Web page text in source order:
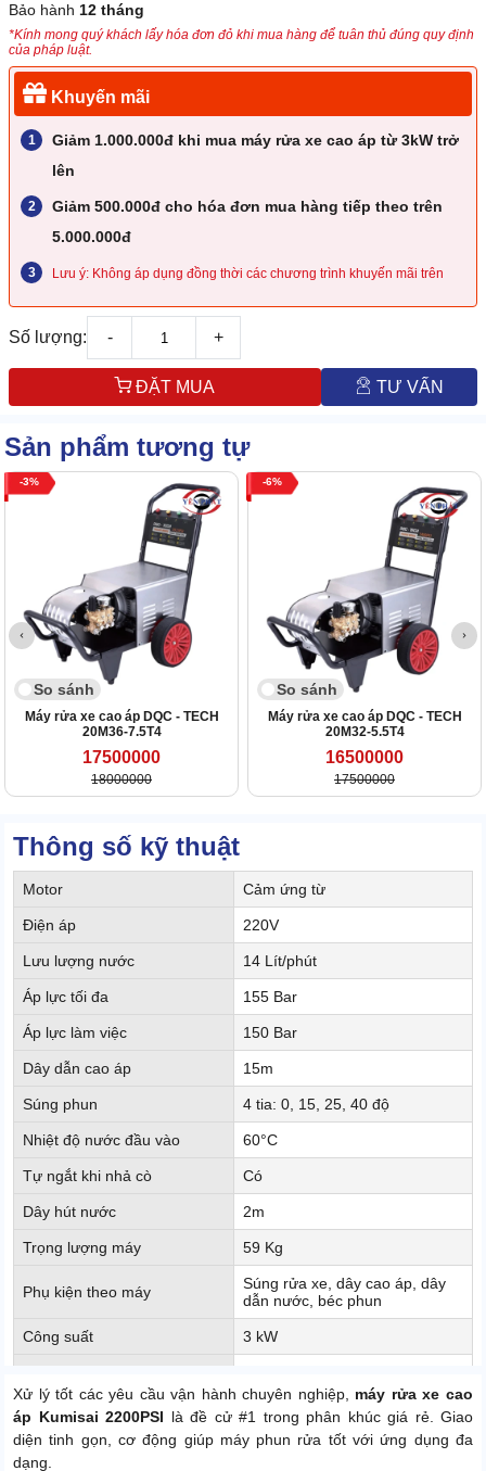
Bảo hành 12 tháng
*Kính mong quý khách lấy hóa đơn đỏ khi mua hàng để tuân thủ đúng quy định
của pháp luật.
Khuyến mãi
Giảm 1.000.000đ khi mua máy rửa xe cao áp từ 3kW trở
lên
Giảm 500.000đ cho hóa đơn mua hàng tiếp theo trên
5.000.000đ
Lưu ý: Không áp dụng đồng thời các chương trình khuyến mãi trên
Số lượng: - +
ĐẶT MUA TƯ VẤN
Sản phẩm tương tự
3
So sánh
Máy rửa xe cao áp DQC - TECH
20M36-7.5T4
17500000
18000000
6
So sánh
Máy rửa xe cao áp DQC - TECH
20M32-5.5T4
16500000
17500000
Thông số kỹ thuật
Motor Cảm ứng từ
Điện áp 220V
Lưu lượng nước 14 Lít/phút
Áp lực tối đa 155 Bar
Áp lực làm việc 150 Bar
Dây dẫn cao áp 15m
Súng phun 4 tia: 0, 15, 25, 40 độ
Nhiệt độ nước đầu vào 60°C
Tự ngắt khi nhả cò Có
Dây hút nước 2m
Trọng lượng máy 59 Kg
Phụ kiện theo máy
Súng rửa xe, dây cao áp, dây
dẫn nước, béc phun
Công suất 3 kW
Xử lý tốt các yêu cầu vận hành chuyên nghiệp, máy rửa xe cao
áp Kumisai 2200PSI là đề cử #1 trong phân khúc giá rẻ. Giao
diện tinh gọn, cơ động giúp máy phun rửa tốt với ứng dụng đa
dạng.